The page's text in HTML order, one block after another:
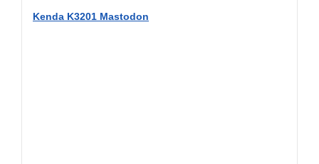
Kenda K3201 Mastodon